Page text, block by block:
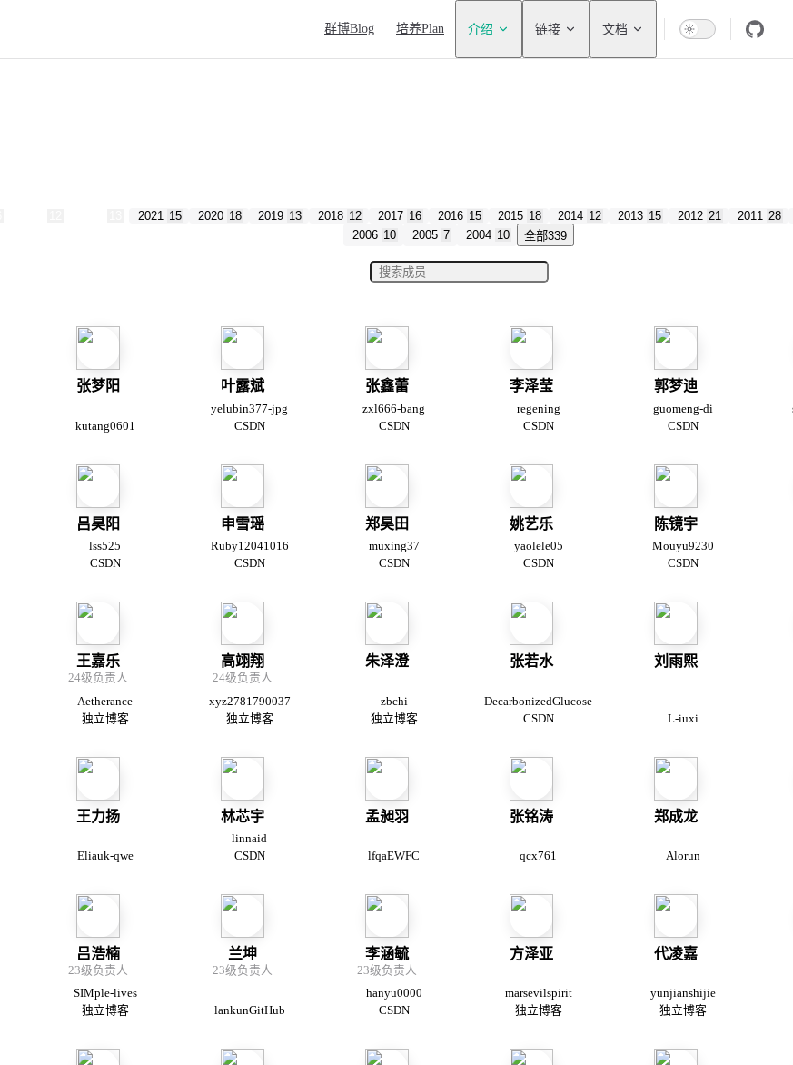
群博Blog 培养Plan 介绍 链接 文档
2021 15 2020 18 2019 13 2018 12 2017 16 2016 15 2015 18 2014 12 2013 15 2012 21 2011 28
2006 10 2005 7 2004 10 全部339
张梦阳
kutang0601
叶露斌
yelubin377-jpg
CSDN
张鑫蕾
zxl666-bang
CSDN
李泽莹
regening
CSDN
郭梦迪
guomeng-di
CSDN
吕昊阳
lss525
CSDN
申雪瑶
Ruby12041016
CSDN
郑昊田
muxing37
CSDN
姚艺乐
yaolele05
CSDN
陈镜宇
Mouyu9230
CSDN
王嘉乐
24级负责人
Aetherance
独立博客
高翊翔
24级负责人
xyz2781790037
独立博客
朱泽澄
zbchi
独立博客
张若水
DecarbonizedGlucose
CSDN
刘雨熙
L-iuxi
王力扬
Eliauk-qwe
林芯宇
linnaid
CSDN
孟昶羽
lfqaEWFC
张铭涛
qcx761
郑成龙
Alorun
吕浩楠
23级负责人
SIMple-lives
独立博客
兰坤
23级负责人
lankunGitHub
李涵毓
23级负责人
hanyu0000
CSDN
方泽亚
marsevilspirit
独立博客
代凌嘉
yunjianshijie
独立博客